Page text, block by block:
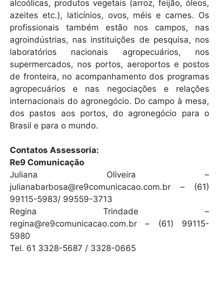
alcoólicas, produtos vegetais (arroz, feijão, óleos,
azeites etc.), laticínios, ovos, méis e carnes. Os
profissionais também estão nos campos, nas
agroindústrias, nas instituições de pesquisa, nos
laboratórios nacionais agropecuários, nos
supermercados, nos portos, aeroportos e postos
de fronteira, no acompanhamento dos programas
agropecuários e nas negociações e relações
internacionais do agronegócio. Do campo à mesa,
dos pastos aos portos, do agronegócio para o
Brasil e para o mundo.
Contatos Assessoria:
Re9 Comunicação
Juliana Oliveira –
julianabarbosa@re9comunicacao.com.br – (61)
99115-5983/ 99559-3713
Regina Trindade –
regina@re9comunicacao.com.br – (61) 99115-
5980
Tel. 61 3328-5687 / 3328-0665